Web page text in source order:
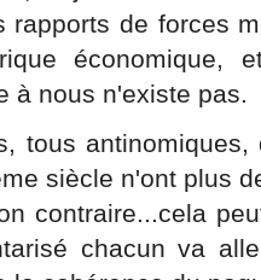
rapports de forces
économique,
à nous n'existe pas.
tous
siècle n'ont plus
contraire...cela
chacun va